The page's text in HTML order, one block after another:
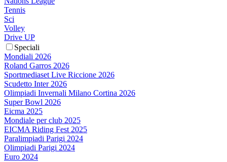
Tennis
Sci
Volley
Drive UP
Speciali
Mondiali 2026
Roland Garros 2026
Sportmediaset Live Riccione 2026
Scudetto Inter 2026
Olimpiadi Invernali Milano Cortina 2026
Super Bowl 2026
Eicma 2025
Mondiale per club 2025
EICMA Riding Fest 2025
Paralimpiadi Parigi 2024
Olimpiadi Parigi 2024
Euro 2024